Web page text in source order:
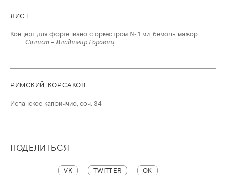
ЛИСТ
Концерт для фортепиано с оркестром № 1 ми-бемоль мажор
Солист – Владимир Горовиц
РИМСКИЙ-КОРСАКОВ
Испанское каприччио, соч. 34
ПОДЕЛИТЬСЯ
VK TWITTER OK